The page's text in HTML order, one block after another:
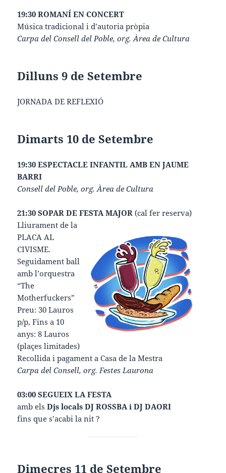
19:30 ROMANÍ EN CONCERT
Música tradicional i d’autoria pròpia
Carpa del Consell del Poble, org. Àrea de Cultura
Dilluns 9 de Setembre
JORNADA DE REFLEXIÓ
Dimarts 10 de Setembre
19:30 ESPECTACLE INFANTIL AMB EN JAUME
BARRI
Consell del Poble, org. Àrea de Cultura
21:30 SOPAR DE FESTA MAJOR(cal fer reserva)
Lliurament de la
PLACA AL
CIVISME.
Seguidament ball
amb l’orquestra
“The
Motherfuckers”
Preu: 30 Lauros
p/p, Fins a 10
anys: 8 Lauros
(plaçes limitades)
Recollida i pagament a Casa de la Mestra
Carpa del Consell, org. Festes Laurona
03:00 SEGUEIX LA FESTA
amb elsDjs locals DJ ROSSBA i DJ DAORI
fins que s’acabi la nit ?
Dimecres 11 de Setembre